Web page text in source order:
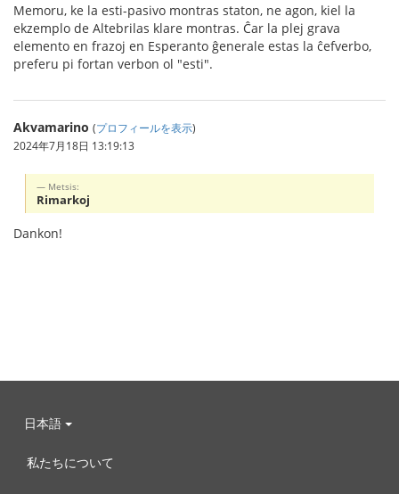
Memoru, ke la esti-pasivo montras staton, ne agon, kiel la
ekzemplo de Altebrilas klare montras. Ĉar la plej grava
elemento en frazoj en Esperanto ĝenerale estas la ĉefverbo,
preferu pi fortan verbon ol "esti".
Akvamarino (プロフィールを表示)
2024年7月18日 13:19:13
Metsis:
Rimarkoj
Dankon!
日本語
私たちについて